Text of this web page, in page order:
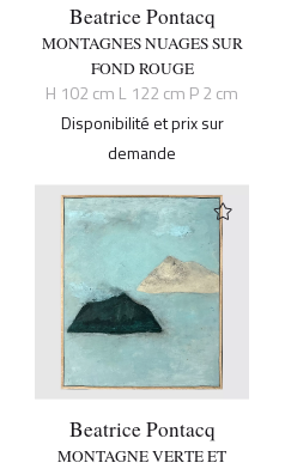
Beatrice Pontacq
MONTAGNES NUAGES SUR
FOND ROUGE
H 102 cm L 122 cm P 2 cm
Disponibilité et prix sur
demande
Beatrice Pontacq
MONTAGNE VERTE ET